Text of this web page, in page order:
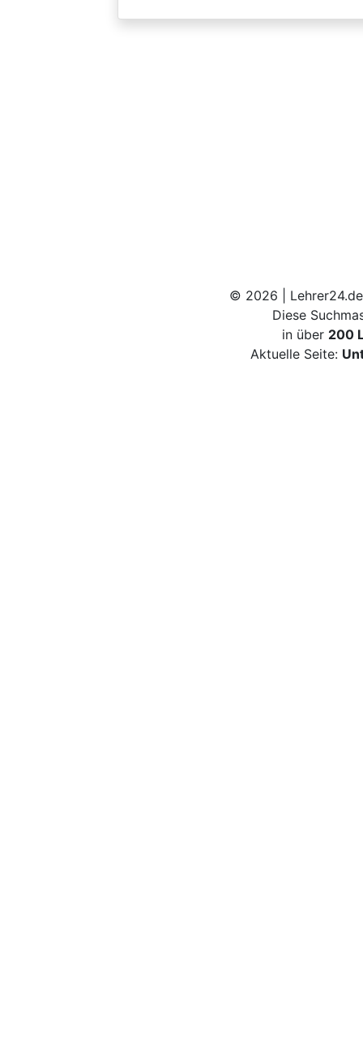
© 2026 |
Diese
in über 200
Aktuelle Seite: